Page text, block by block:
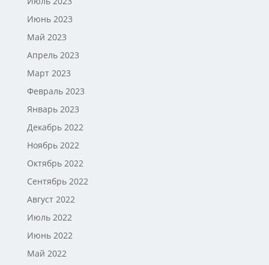
Июнь 2023
Май 2023
Апрель 2023
Март 2023
Февраль 2023
Январь 2023
Декабрь 2022
Ноябрь 2022
Октябрь 2022
Сентябрь 2022
Август 2022
Июль 2022
Июнь 2022
Май 2022